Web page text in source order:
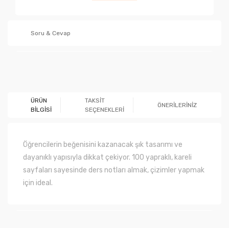
Soru & Cevap
ÜRÜN
BİLGİSİ
TAKSİT
SEÇENEKLERİ
ÖNERİLERİNİZ
Öğrencilerin beğenisini kazanacak şık tasarımı ve
dayanıklı yapısıyla dikkat çekiyor. 100 yapraklı, kareli
sayfaları sayesinde ders notları almak, çizimler yapmak
için ideal.